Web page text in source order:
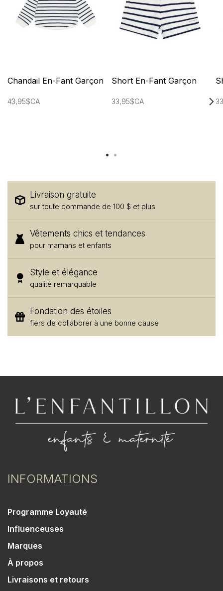
Chandail En-Fant Garçon
43,95$CA
Short En-Fant Garçon
33,95$CA
Livraison gratuite
sur toute commande de 100 $ et plus
Vêtements chics et tendances
pour mamans et enfants
Style et élégance
qualité remarquable
Fondation des étoiles
fiers de collaborer à une bonne cause
INFORMATIONS
Programme Loyauté
Influenceuses
Marques
À propos
Livraisons et retours